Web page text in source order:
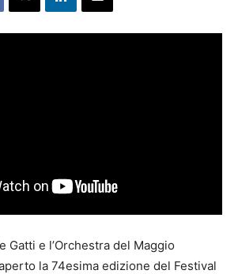
Gatti e l’Orchestra del Maggio
la 74esima edizione del Festival